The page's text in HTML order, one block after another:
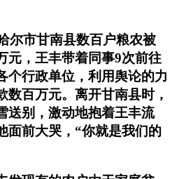
尔市甘南县数百户粮农被
元，王丰带着同事9次前往
个行政单位，利用舆论的力
数百万元。离开甘南县时，
送别，激动地抱着王丰流
面前大哭，“你就是我们的